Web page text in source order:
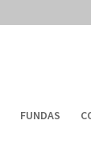
FUNDAS